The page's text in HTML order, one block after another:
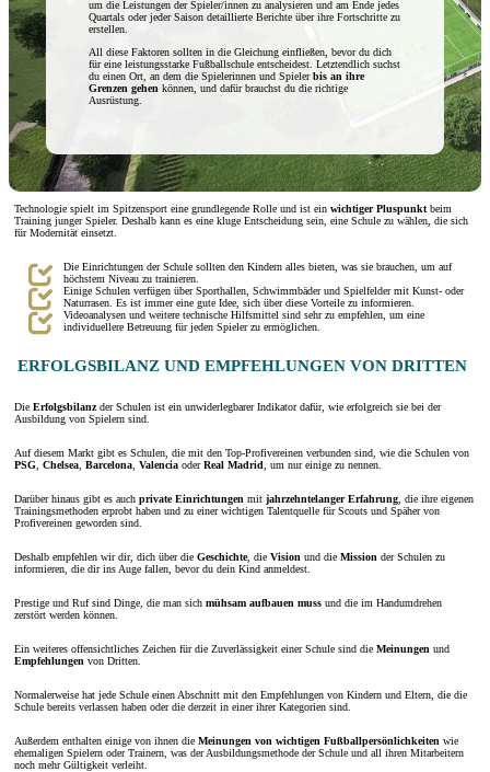
um die Leistungen der Spieler/innen zu analysieren und am Ende jedes
Quartals oder jeder Saison detaillierte Berichte über ihre Fortschritte zu
erstellen.
All diese Faktoren sollten in die Gleichung einfließen, bevor du dich
für eine leistungsstarke Fußballschule entscheidest. Letztendlich suchst
du einen Ort, an dem die Spielerinnen und Spielerbis an ihre
Grenzen gehen können, und dafür brauchst du die richtige
Ausrüstung.
Technologie spielt im Spitzensport eine grundlegende Rolle und ist ein wichtiger Pluspunkt beim
Training junger Spieler. Deshalb kann es eine kluge Entscheidung sein, eine Schule zu wählen, die sich
für Modernität einsetzt.
Die Einrichtungen der Schule sollten den Kindern alles bieten, was sie brauchen, um auf
höchstem Niveau zu trainieren.
Einige Schulen verfügen über Sporthallen, Schwimmbäder und Spielfelder mit Kunst- oder
Naturrasen. Es ist immer eine gute Idee, sich über diese Vorteile zu informieren.
Videoanalysen und weitere technische Hilfsmittel sind sehr zu empfehlen, um eine
individuellere Betreuung für jeden Spieler zu ermöglichen.
ERFOLGSBILANZ UND EMPFEHLUNGEN VON DRITTEN
Die Erfolgsbilanzder Schulen ist ein unwiderlegbarer Indikator dafür, wie erfolgreich sie bei der
Ausbildung von Spielern sind.
Auf diesem Markt gibt es Schulen, die mit den Top-Profivereinen verbunden sind, wie die Schulen von
PSG Chelsea Barcelona Valencia oderReal Madrid , um nur einige zu nennen.
Darüber hinaus gibt es auch private Einrichtungen mit jahrzehntelanger Erfahrung , die ihre eigenen
Trainingsmethoden erprobt haben und zu einer wichtigen Talentquelle für Scouts und Späher von
Profivereinen geworden sind.
Deshalb empfehlen wir dir, dich über die Geschichte, die Vision und die Mission der Schulen zu
informieren, die dir ins Auge fallen, bevor du dein Kind anmeldest.
Prestige und Ruf sind Dinge, die man sich mühsam aufbauen muss und die im Handumdrehen
zerstört werden können.
Ein weiteres offensichtliches Zeichen für die Zuverlässigkeit einer Schule sind die Meinungen und
Empfehlungen von Dritten.
Normalerweise hat jede Schule einen Abschnitt mit den Empfehlungen von Kindern und Eltern, die die
Schule bereits verlassen haben oder die derzeit in einer ihrer Kategorien sind.
Außerdem enthalten einige von ihnen die Meinungen von wichtigen Fußballpersönlichkeiten wie
ehemaligen Spielern oder Trainern, was der Ausbildungsmethode der Schule und all ihren Mitarbeitern
noch mehr Gültigkeit verleiht.